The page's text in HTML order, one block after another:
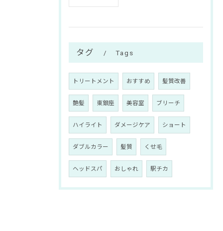
タグ Tags
トリートメント おすすめ 髪質改善
艶髪 東銀座 美容室 ブリーチ
ハイライト ダメージケア ショート
ダブルカラー 髪質 くせ毛
ヘッドスパ おしゃれ 駅チカ